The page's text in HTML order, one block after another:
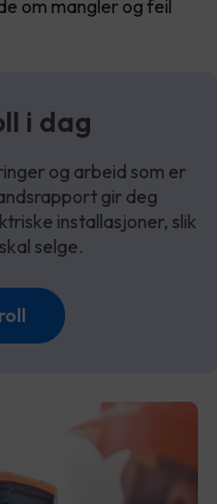
om mangler og feil
i dag
og arbeid som er
gir deg
installasjoner, slik
selge.